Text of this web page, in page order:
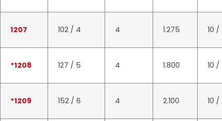
1207 102 / 4 4 1.275 10
*1208 127 / 5 4 1.800 10
*1209 152 / 6 4 2.100 10